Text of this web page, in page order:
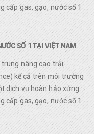
cấp gas, gạo, nước số 1
SỐ 1 TẠI VIỆT NAM
nâng cao trải
kể cả trên môi trường
dịch vụ hoàn hảo xứng
cấp gas, gạo, nước số 1